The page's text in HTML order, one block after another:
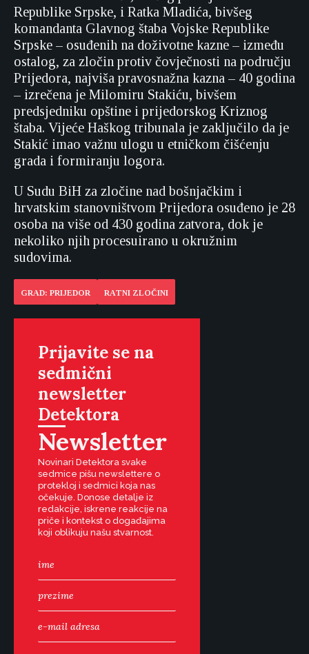
Republike Srpske, i Ratka Mladića, bivšeg
komandanta Glavnog štaba Vojske Republike
Srpske – osuđenih na doživotne kazne – između
ostalog, za zločin protiv čovječnosti na području
Prijedora, najviša pravosnažna kazna – 40 godina
– izrečena je Milomiru Stakiću, bivšem
predsjedniku opštine i prijedorskog Kriznog
štaba. Vijeće Haškog tribunala je zaključilo da je
Stakić imao važnu ulogu u etničkom čišćenju
grada i formiranju logora.
U Sudu BiH za zločine nad bošnjačkim i
hrvatskim stanovništvom Prijedora osuđeno je 28
osoba na više od 430 godina zatvora, dok je
nekoliko njih procesuirano u okružnim
sudovima.
GRAD: PRIJEDOR RATNI ZLOČINI
Prijavite se na
sedmični
newsletter
Detektora
Newsletter
Novinari Detektora svake
sedmice pišu newslettere o
protekloj i sedmici koja nas
očekuje. Donose detalje iz
redakcije, iskrene reakcije na
priče i kontekst o događajima
koji oblikuju našu stvarnost.